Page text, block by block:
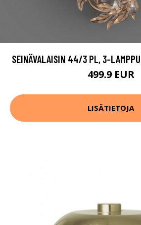
SEINÄVALAISIN 44/3 PL, 3-
499.9 EUR
LISÄTIETOJA